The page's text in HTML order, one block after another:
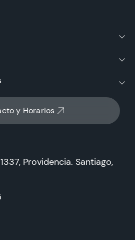
y Horarios
Providencia. Santiago,